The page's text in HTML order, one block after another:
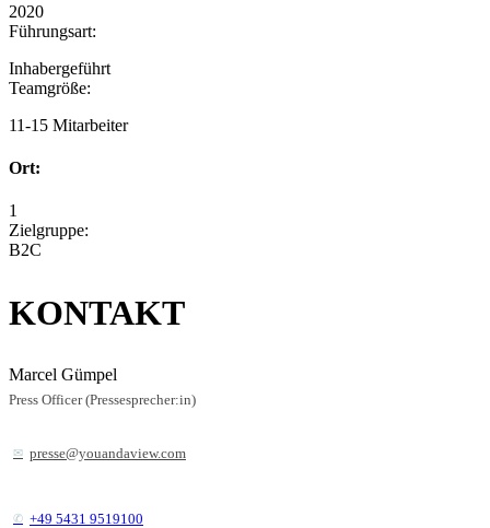
2020
Führungsart:
Inhabergeführt
Teamgröße:
11-15 Mitarbeiter
Ort:
1
Zielgruppe:
B2C
KONTAKT
Marcel Gümpel
Press Officer (Pressesprecher:in)
presse@youandaview.com
+49 5431 9519100